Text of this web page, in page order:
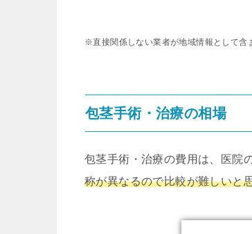
※直接関係しない業者が地域情報として含
包茎手術・治療の相場
包茎手術・治療の費用は、医院
称が異なるので比較が難しいと